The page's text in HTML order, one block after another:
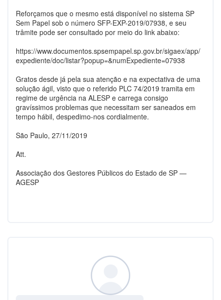
Reforçamos que o mesmo está disponível no sistema SP
Sem Papel sob o número SFP-EXP-2019/07938, e seu
trâmite pode ser consultado por meio do link abaixo:
https://www.documentos.spsempapel.sp.gov.br/sigaex/app/
expediente/doc/listar?popup=&numExpediente=07938
Gratos desde já pela sua atenção e na expectativa de uma
solução ágil, visto que o referido PLC 74/2019 tramita em
regime de urgência na ALESP e carrega consigo
gravíssimos problemas que necessitam ser saneados em
tempo hábil, despedimo-nos cordialmente.
São Paulo, 27/11/2019
Att.
Associação dos Gestores Públicos do Estado de SP —
AGESP